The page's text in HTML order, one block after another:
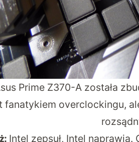
Prime Z370-A została
fanatykiem overclockingu,
Intel zepsuł, Intel naprawia.